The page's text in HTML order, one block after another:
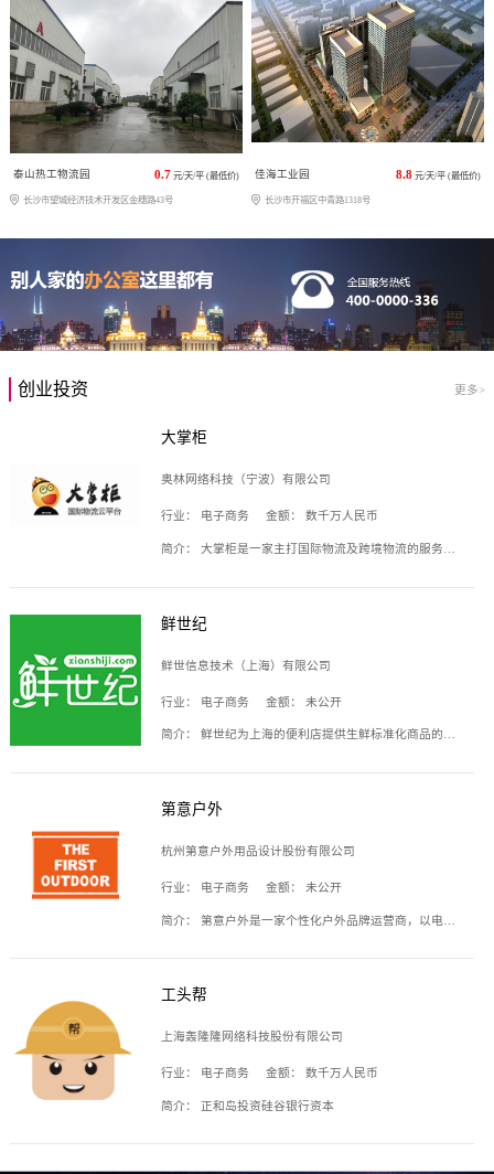
泰山热工物流园 0.7 元/天/平 (最低价)
长沙市望城经济技术开发区金穗路43号
佳海工业园 8.8 元/天/平 (最低价)
长沙市开福区中青路1318号
创业投资 更多>
大掌柜
奥林网络科技（宁波）有限公司
行业： 电子商务 金额： 数千万人民币
简介： 大掌柜是一家主打国际物流及跨境物流的服务云平台，致力于帮助全球国际物流企业在互联网上建立自己的平台，核心产品包括运价通、生意通、业务通、订舱通、招财通等，奥林网络科技（宁波）有限公司旗下产品。
鲜世纪
鲜世信息技术（上海）有限公司
行业： 电子商务 金额： 未公开
简介： 鲜世纪为上海的便利店提供生鲜标准化商品的供应链服务，帮商家解决生鲜采购、运营问题，帮助商家销售。平台提供的商品覆盖果蔬肉类、常温与低温奶制品、冷冻食品、零食饮料、粮油副食、居家洗护等多个品类，上架SKU3000余个。公司建立了近万平方米的仓储场地和物流配送体系，为合作商家提供快速配送服务。
第意户外
杭州第意户外用品设计股份有限公司
行业： 电子商务 金额： 未公开
简介： 第意户外是一家个性化户外品牌运营商，以电子商务为主要载体，主要从事户外产品的设计、生产、销售业务，产品包含冲锋衣、户外鞋、户外背包等。
工头帮
上海轰隆隆网络科技股份有限公司
行业： 电子商务 金额： 数千万人民币
简介： 正和岛投资硅谷银行资本